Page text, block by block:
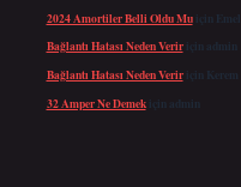
2024 Amortiler Belli Oldu Muiçin Emel
Bağlantı Hatası Neden Veririçin admin
Bağlantı Hatası Neden Veririçin Kerem
32 Amper Ne Demekiçin admin